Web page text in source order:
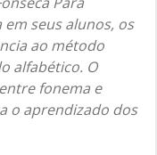
seus alunos, os
ao método
alfabético. O
fonema e
o aprendizado dos